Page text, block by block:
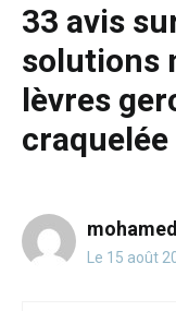
30 août 2024
33 avis
solutions
lèvres
craquelée
Le 15 août